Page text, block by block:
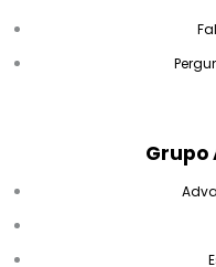
Grupo